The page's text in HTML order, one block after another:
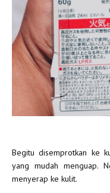
Begitu disemprotkan ke
yang mudah menguap.
menyerap ke kulit.